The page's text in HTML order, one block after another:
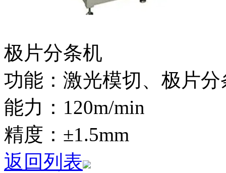
极片分条机
功能：激光模切、极片分
能力：120m/min
精度：±1.5mm
返回列表